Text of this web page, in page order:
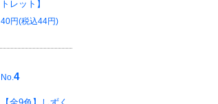
トレット】
40円(税込44円)
No.4